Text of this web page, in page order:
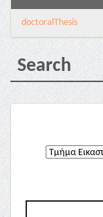
doctoralThesis
Search